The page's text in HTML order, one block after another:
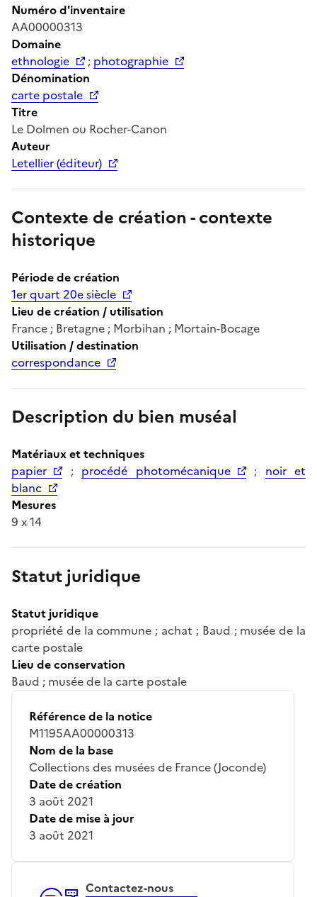
Numéro d'inventaire
AA00000313
Domaine
ethnologie
; photographie
Dénomination
carte postale
Titre
Le Dolmen ou Rocher-Canon
Auteur
Letellier (éditeur)
Contexte de création - contexte
historique
Période de création
1er quart 20e siècle
Lieu de création / utilisation
France ; Bretagne ; Morbihan ; Mortain-Bocage
Utilisation / destination
correspondance
Description du bien muséal
Matériaux et techniques
papier
; procédé photomécanique ; noir et
blanc
Mesures
9 x 14
Statut juridique
Statut juridique
propriété de la commune ; achat ; Baud ; musée de la
carte postale
Lieu de conservation
Baud ; musée de la carte postale
Référence de la notice
M1195AA00000313
Nom de la base
Collections des musées de France (Joconde)
Date de création
3 août 2021
Date de mise à jour
3 août 2021
Contactez-nous